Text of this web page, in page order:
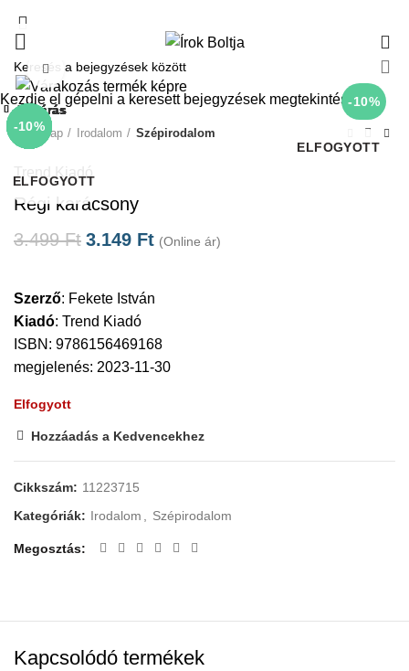
-10%
ELFOGYOTT
Click to enlarge
Kezdőlap Irodalom Szépirodalom
Trend Kiadó
Régi karácsony
3.499Ft 3.149 Ft (Online ár)
Szerző: Fekete István
Kiadó: Trend Kiadó
ISBN: 9786156469168
megjelenés: 2023-11-30
Elfogyott
Hozzáadás a Kedvencekhez
Cikkszám: 11223715
Kategóriák: Irodalom , Szépirodalom
Megosztás
Kapcsolódó termékek
-10%
Bezárás
-50%
Bezárás
-10%
Bezárás
-10%
Bezárás
-10%
Bezárás
-10%
Bezárás
-10%
Bezárás
-10%
ELFOGYOTT
Bezárás
Kezdje el gépelni a keresett bejegyzések megtekintéséhez.